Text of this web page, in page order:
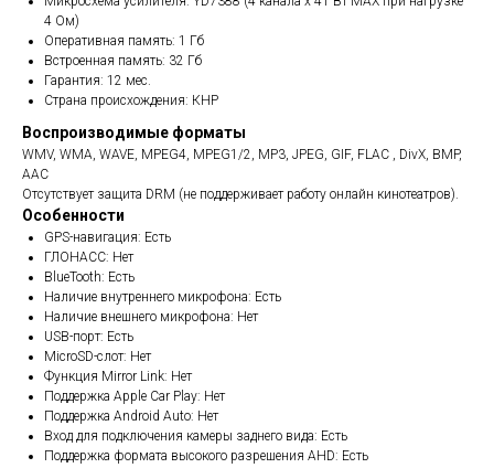
4 Ом)
Оперативная память: 1 Гб
Встроенная память: 32 Гб
Гарантия: 12 мес.
Страна происхождения: КНР
Воспроизводимые форматы
WMV, WMA, WAVE, MPEG4, MPEG1/2, MP3, JPEG, GIF, FLAC , DivX, BMP,
AAC
Отсутствует защита DRM (не поддерживает работу онлайн кинотеатров).
Особенности
GPS-навигация: Есть
ГЛОНАСС: Нет
BlueTooth: Есть
Наличие внутреннего микрофона: Есть
Наличие внешнего микрофона: Нет
USB-порт: Есть
MicroSD-слот: Нет
Функция Mirror Link: Нет
Поддержка Apple Car Play: Нет
Поддержка Android Auto: Нет
Вход для подключения камеры заднего вида: Есть
Поддержка формата высокого разрешения AHD: Есть